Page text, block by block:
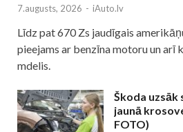
7.augusts, 2026 - iAuto.lv
Līdz pat 670 Zs jaudīgais
pieejams ar benzīna motoru un arī
mdelis.
Škoda uzsāk
jaunā
FOTO)